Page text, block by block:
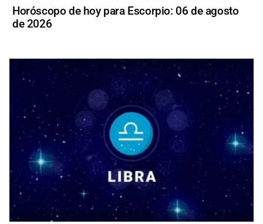
Horóscopo de hoy para Escorpio: 06 de agosto
de 2026